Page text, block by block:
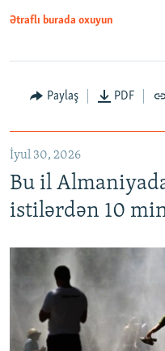
Ətraflı burada oxuyun
Paylaş PDF
İyul 30, 2026
Bu il
istilərdən 10